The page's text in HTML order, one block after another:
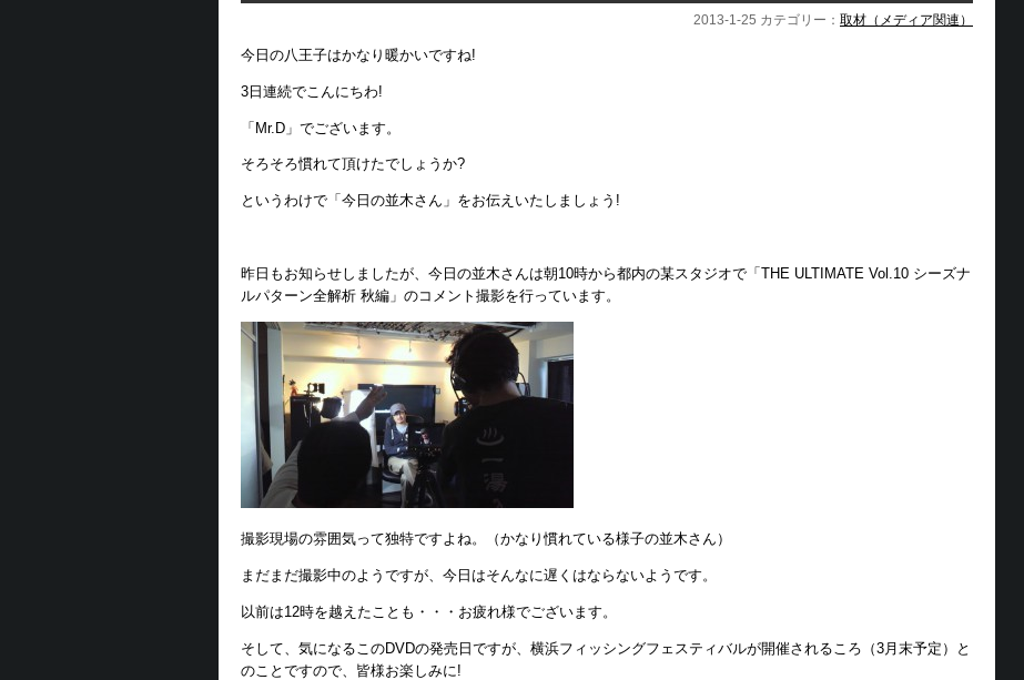
2013-1-25 カテゴリー： 取材（メディア関連）
今日の八王子はかなり暖かいですね!
3日連続でこんにちわ!
「Mr.D」でございます。
そろそろ慣れて頂けたでしょうか?
というわけで「今日の並木さん」をお伝えいたしましょう!
昨日もお知らせしましたが、今日の並木さんは朝10時から都内の某スタジオで「THE ULTIMATE Vol.10 シーズナ
ルパターン全解析 秋編」のコメント撮影を行っています。
撮影現場の雰囲気って独特ですよね。（かなり慣れている様子の並木さん）
まだまだ撮影中のようですが、今日はそんなに遅くはならないようです。
以前は12時を越えたことも・・・お疲れ様でございます。
そして、気になるこのDVDの発売日ですが、横浜フィッシングフェスティバルが開催されるころ（3月末予定）と
のことですので、皆様お楽しみに!